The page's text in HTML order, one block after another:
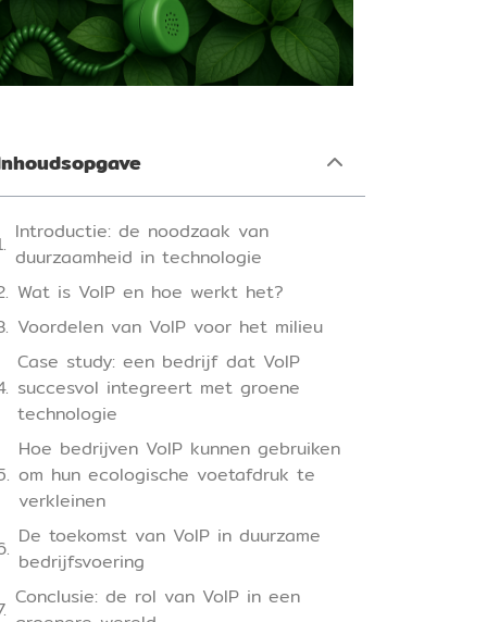
Introductie: de noodzaak van
duurzaamheid in technologie
Wat is VoIP en hoe werkt het?
Voordelen van VoIP voor het milieu
Case study: een bedrijf dat VoIP
succesvol integreert met groene
technologie
Hoe bedrijven VoIP kunnen gebruiken
om hun ecologische voetafdruk te
verkleinen
De toekomst van VoIP in duurzame
bedrijfsvoering
Conclusie: de rol van VoIP in een